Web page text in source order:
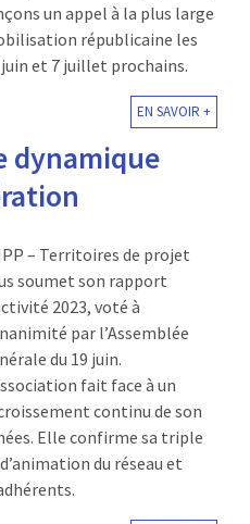
un appel à la plus large
républicaine les
et 7 juillet prochains.
EN SAVOIR +
dynamique
– Territoires de projet
soumet son rapport
2023, voté à
par l’Assemblée
du 19 juin.
fait face à un
continu de son
Elle confirme sa triple
du réseau et